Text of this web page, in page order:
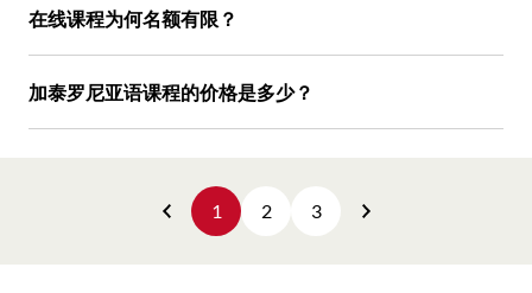
在线课程为何名额有限？
加泰罗尼亚语课程的价格是多少？
Anterior
1 2 3
Següent